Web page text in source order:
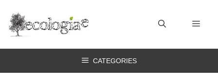
contenuto
CATEGORIES